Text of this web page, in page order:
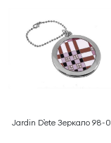
Jardin D`ete Зеркало 98-